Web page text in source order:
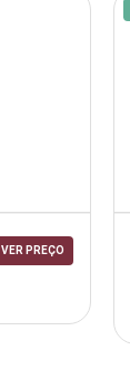
VER PREÇO